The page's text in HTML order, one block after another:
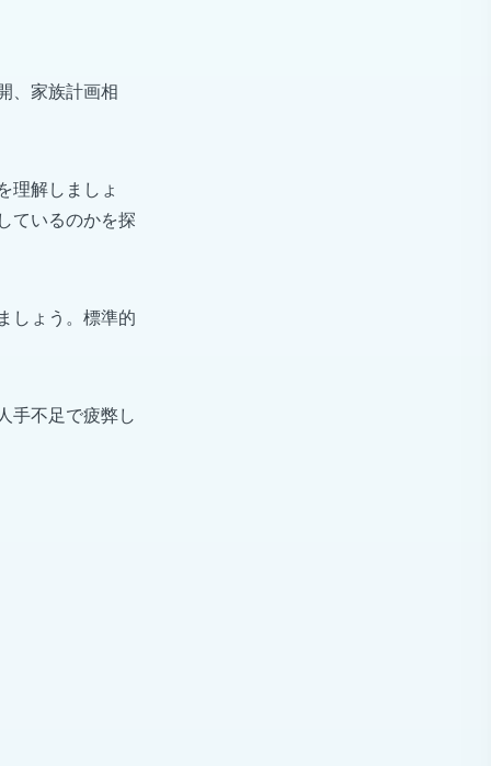
、家族計画相
理解しましょ
ているのかを探
しょう。標準的
手不足で疲弊し